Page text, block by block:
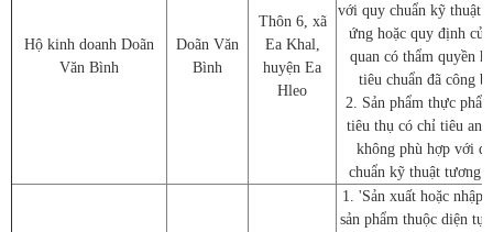
Hộ kinh doanh Doãn
Văn Bình
Doãn Văn
Bình
Thôn 6, xã
Ea Khal,
huyện Ea
Hleo
với quy chuẩn kỹ thuật
ứng hoặc quy định
quan có thẩm quyền
tiêu chuẩn đã công
2. Sản phẩm thực
tiêu thụ có chỉ tiêu an
không phù hợp với
chuẩn kỹ thuật tương
1. 'Sản xuất hoặc nhập
sản phẩm thuộc diện tự